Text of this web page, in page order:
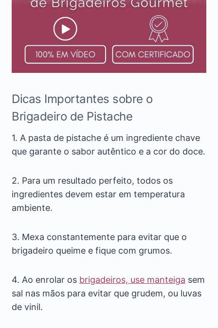
Dicas Importantes sobre o
Brigadeiro de Pistache
1. A pasta de pistache é um ingrediente chave
que garante o sabor autêntico e a cor do doce.
2. Para um resultado perfeito, todos os
ingredientes devem estar em temperatura
ambiente.
3. Mexa constantemente para evitar que o
brigadeiro queime e fique com grumos.
4. Ao enrolar os brigadeiros, use manteiga sem
sal nas mãos para evitar que grudem, ou luvas
de vinil.